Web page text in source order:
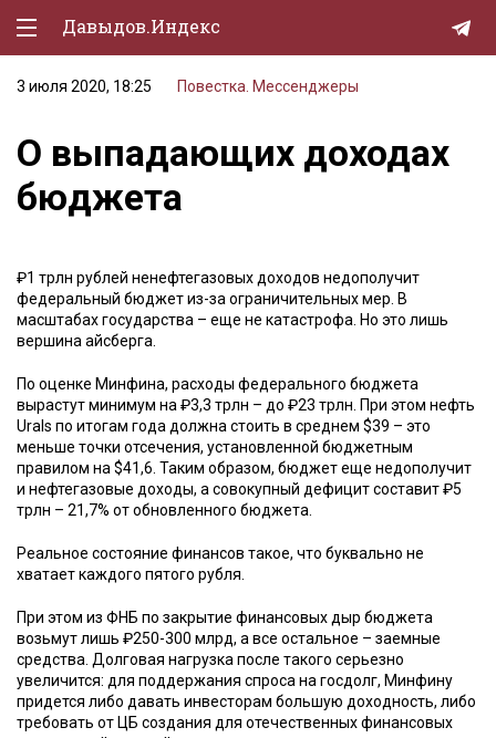
Давыдов.Индекс
Политическая жизнь
Экономика
Природа
Спорт
Культура
Lifestyle
Мурзилка
3 июля 2020, 18:25 Повестка. Мессенджеры
О выпадающих доходах
бюджета
₽1 трлн рублей ненефтегазовых доходов недополучит
федеральный бюджет из-за ограничительных мер. В
масштабах государства – еще не катастрофа. Но это лишь
вершина айсберга.
По оценке Минфина, расходы федерального бюджета
вырастут минимум на ₽3,3 трлн – до ₽23 трлн. При этом нефть
Urals по итогам года должна стоить в среднем $39 – это
меньше точки отсечения, установленной бюджетным
правилом на $41,6. Таким образом, бюджет еще недополучит
и нефтегазовые доходы, а совокупный дефицит составит ₽5
трлн – 21,7% от обновленного бюджета.
Реальное состояние финансов такое, что буквально не
хватает каждого пятого рубля.
При этом из ФНБ по закрытие финансовых дыр бюджета
возьмут лишь ₽250-300 млрд, а все остальное – заемные
средства. Долговая нагрузка после такого серьезно
увеличится: для поддержания спроса на госдолг, Минфину
придется либо давать инвесторам большую доходность, либо
требовать от ЦБ создания для отечественных финансовых